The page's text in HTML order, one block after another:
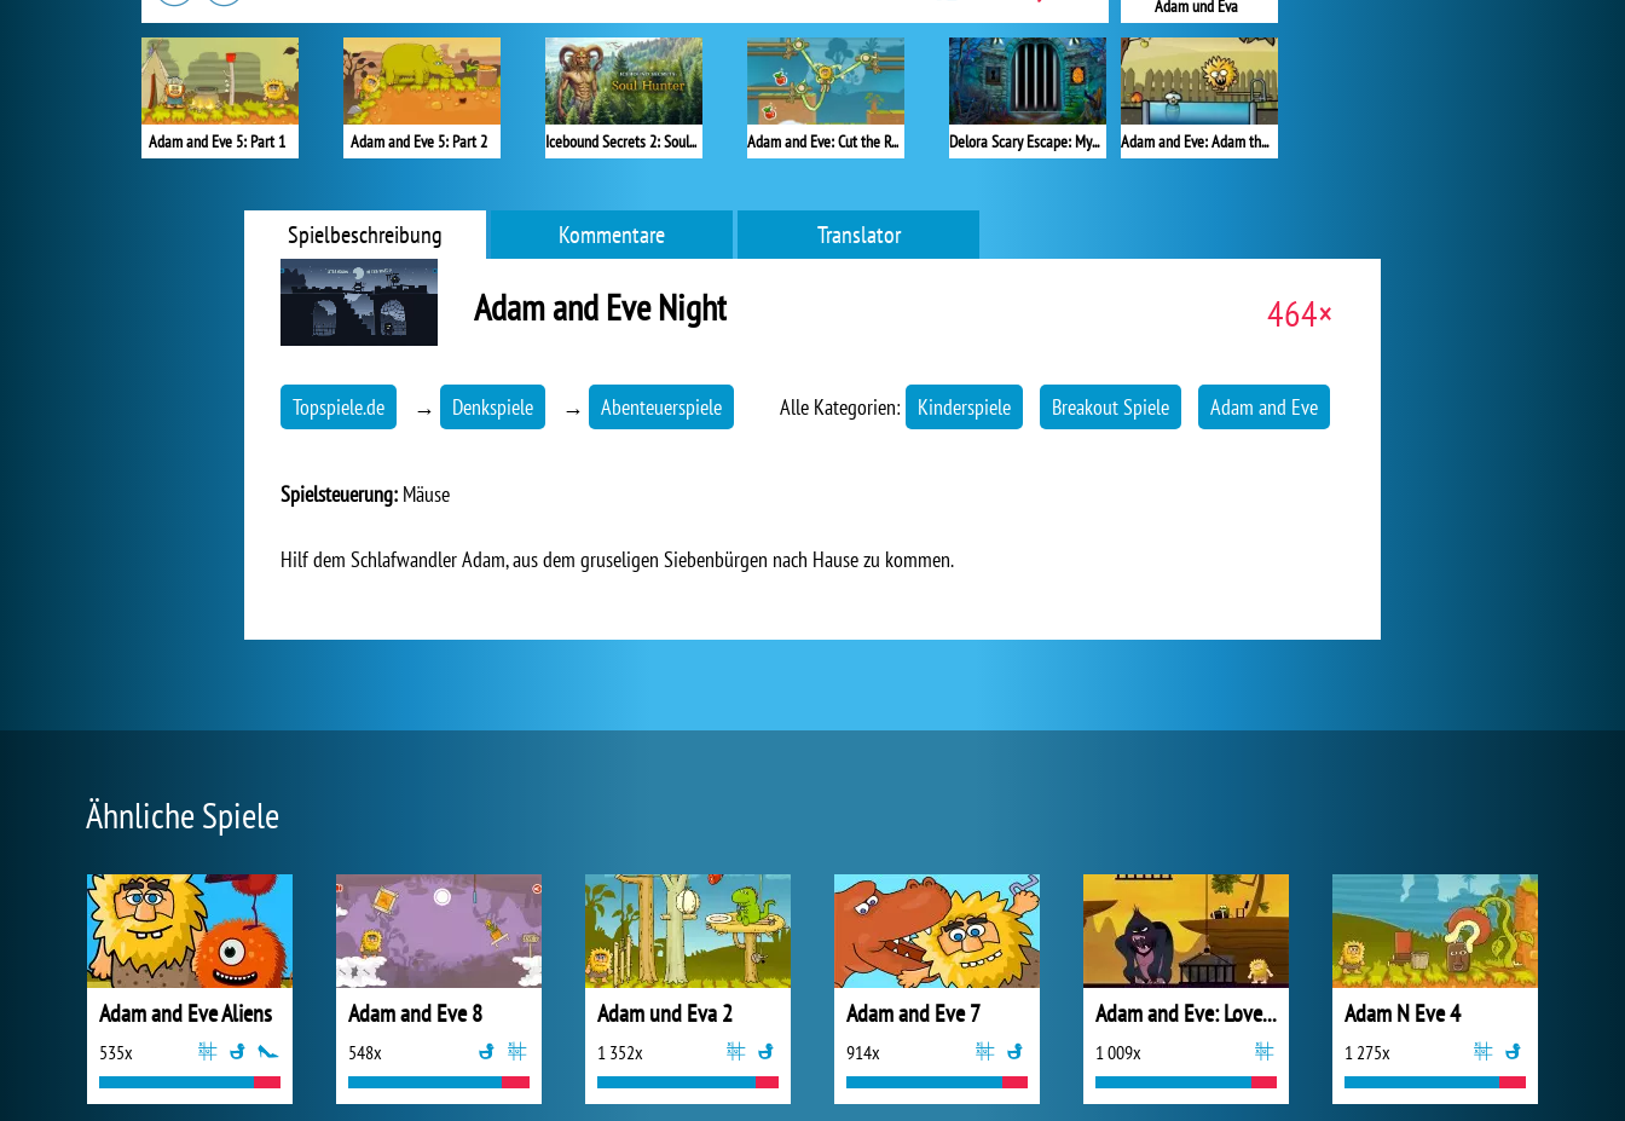
Adam und Eva
Adam and Eve: Adam the Ghost
Adam and Eve 5: Part 1 Adam and Eve 5: Part 2 Icebound Secrets 2: Soul Hunter Adam and Eve: Cut the Ropes Delora Scary Escape: Mysteries Adventure
Spielbeschreibung Kommentare Translator
Adam and Eve Night 464×
Topspiele.de → Denkspiele → Abenteuerspiele Alle Kategorien: Kinderspiele Breakout Spiele Adam and Eve
Spielsteuerung: Mäuse
Hilf dem Schlafwandler Adam, aus dem gruseligen Siebenbürgen nach Hause zu kommen.
Ähnliche Spiele
Adam and Eve Aliens
535x
Adam and Eve 8
548x
Adam und Eva 2
1 352x
Adam and Eve 7
914x
Adam and Eve: Love Quest
1 009x
Adam N Eve 4
1 275x